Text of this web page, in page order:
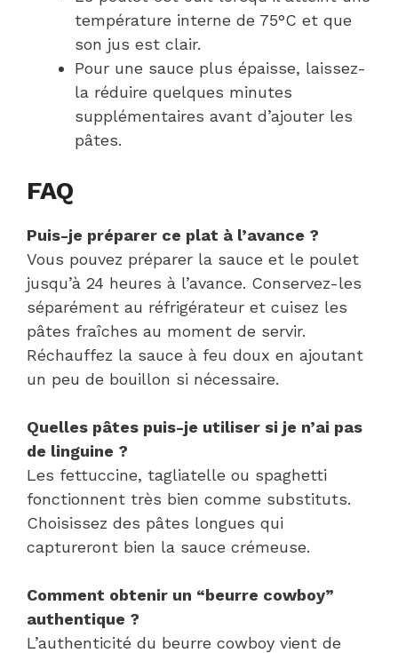
température interne de 75°C et que
son jus est clair.
Pour une sauce plus épaisse, laissez-
la réduire quelques minutes
supplémentaires avant d’ajouter les
pâtes.
FAQ
Puis-je préparer ce plat à l’avance ?
Vous pouvez préparer la sauce et le poulet
jusqu’à 24 heures à l’avance. Conservez-les
séparément au réfrigérateur et cuisez les
pâtes fraîches au moment de servir.
Réchauffez la sauce à feu doux en ajoutant
un peu de bouillon si nécessaire.
Quelles pâtes puis-je utiliser si je n’ai pas
de linguine ?
Les fettuccine, tagliatelle ou spaghetti
fonctionnent très bien comme substituts.
Choisissez des pâtes longues qui
captureront bien la sauce crémeuse.
Comment obtenir un “beurre cowboy”
authentique ?
L’authenticité du beurre cowboy vient de